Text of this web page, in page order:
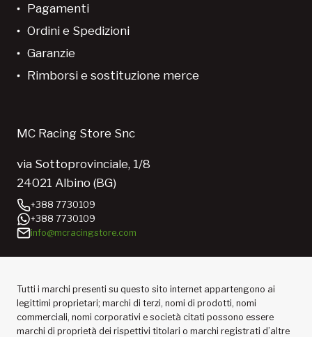
Pagamenti
Ordini e Spedizioni
Garanzie
Rimborsi e sostituzione merce
MC Racing Store Snc
via Sottoprovinciale, 1/8
24021 Albino (BG)
+388 7730109
+388 7730109
info@mcracingstore.com
Tutti i marchi presenti su questo sito internet appartengono ai
legittimi proprietari; marchi di terzi, nomi di prodotti, nomi
commerciali, nomi corporativi e società citati possono essere
marchi di proprietà dei rispettivi titolari o marchi registrati d’altre